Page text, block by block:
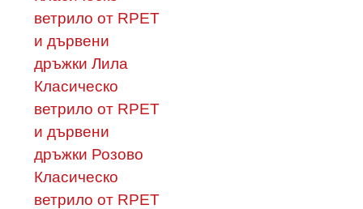
ветрило от RPET
и дървени
дръжки Лила
Класическо
ветрило от RPET
и дървени
дръжки Розово
Класическо
ветрило от RPET